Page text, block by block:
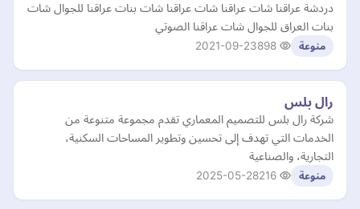
دردشة عراقنا شات عراقنا شات عراقنا شات بنات عراقنا للجوال شات
بنات العراق للجوال شات عراقنا الصوتي
منوعة 2021-09-23
رال بلس
شركة رال بلس للتصميم المعماري تقدم مجموعة متنوعة من
الخدمات التي تهدف إلى تحسين وتطوير المساحات السكنية،
التجارية، والصناعية
منوعة 2025-05-28